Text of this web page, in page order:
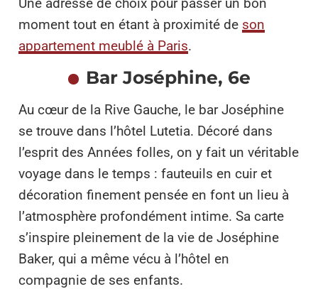
moment tout en étant à proximité de son
appartement meublé à Paris.
Bar Joséphine, 6e
Au cœur de la Rive Gauche, le bar Joséphine
se trouve dans l’hôtel Lutetia. Décoré dans
l’esprit des Années folles, on y fait un véritable
voyage dans le temps : fauteuils en cuir et
décoration finement pensée en font un lieu à
l’atmosphère profondément intime. Sa carte
s’inspire pleinement de la vie de Joséphine
Baker, qui a même vécu à l’hôtel en
compagnie de ses enfants.